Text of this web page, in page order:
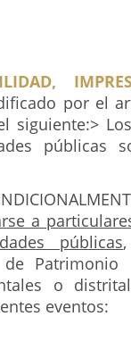
por el
siguiente:>
públicas
a
públicas
de
o
eventos: